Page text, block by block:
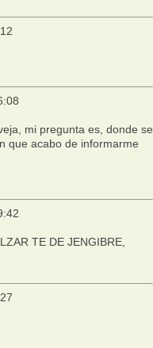
mi pregunta es, donde se
que acabo de informarme
TE DE JENGIBRE,